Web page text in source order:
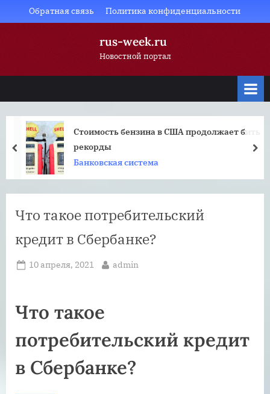
to
Обратная связь Политика конфиденциальности
rus-week.ru
Новостной портал
Стоимость бензина в США продолжает бить
рекорды
Банковская система
prev
Что такое потребительский
кредит в Сбербанке?
Posted
10 апреля, 2021 By
admin
Что такое
потребительский кредит
в Сбербанке?